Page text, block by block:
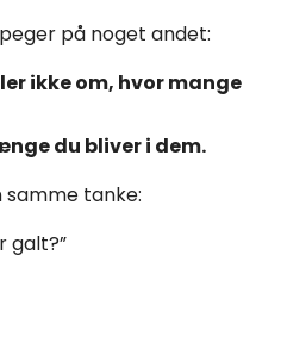
på noget andet:
ikke om, hvor mange
du bliver i dem.
samme tanke:
galt?”